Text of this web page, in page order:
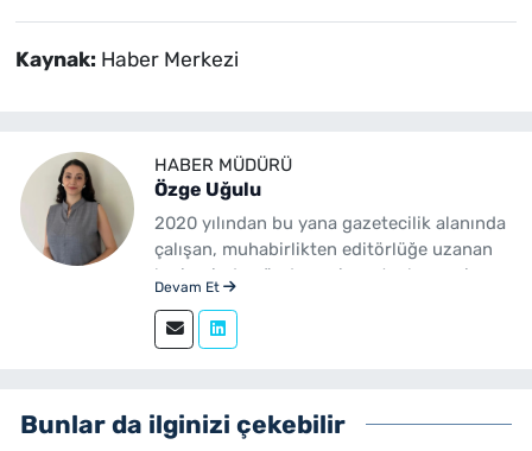
Kaynak: Haber Merkezi
HABER MÜDÜRÜ
Özge Uğulu
2020 yılından bu yana gazetecilik alanında
çalışan, muhabirlikten editörlüğe uzanan
kariyerinde gündem, siyaset, ekonomi,
olmak üzere birçok alanda içerik üreten bir
gazetecidir. Ege Üniversitesi İletişim
olarak çalışmalarını sürdürmektedir.
Devam Et
Bunlar da ilginizi çekebilir